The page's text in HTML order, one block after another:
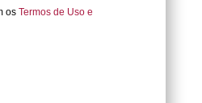
os Termos de Uso e